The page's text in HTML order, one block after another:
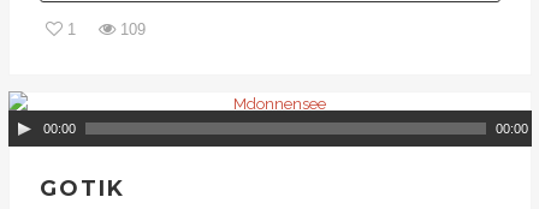
1 109
00:00 00:00
GOTIK